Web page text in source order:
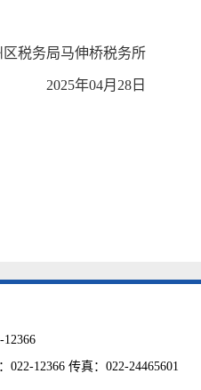
税务局马伸桥税务所
2025年04月28日
12366 传真：022-24465601